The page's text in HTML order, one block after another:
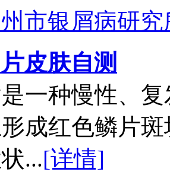
市银屑病研究
皮肤自测
一种慢性、
成红色鳞片
...[详情]